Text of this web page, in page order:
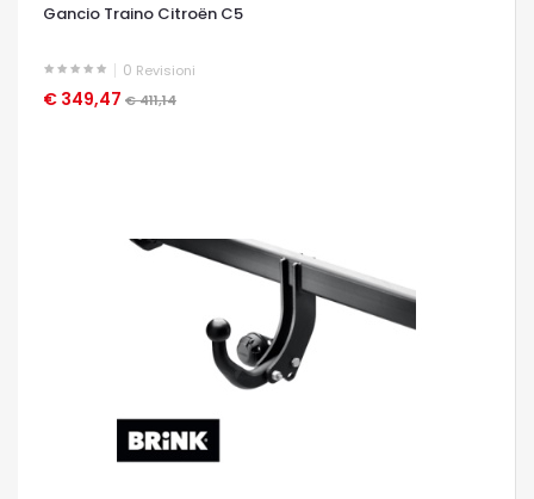
Gancio Traino Citroën C5
0 Revisioni
€ 349,47 € 411,14
OCCHIATA VELOCE